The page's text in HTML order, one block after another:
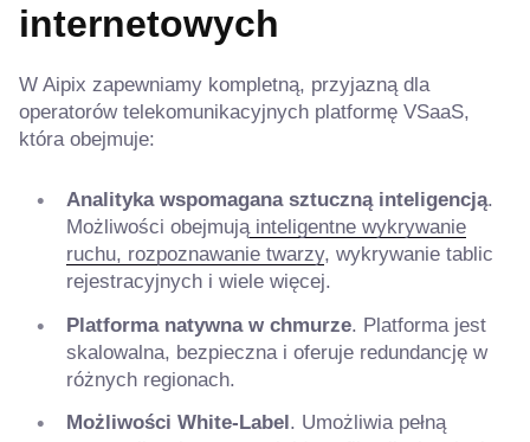
internetowych
W Aipix zapewniamy kompletną, przyjazną dla
operatorów telekomunikacyjnych platformę VSaaS,
która obejmuje:
Analityka wspomagana sztuczną inteligencją.
Możliwości obejmująinteligentne wykrywanie
ruchu, rozpoznawanie twarzy, wykrywanie tablic
rejestracyjnych i wiele więcej.
Platforma natywna w chmurze. Platforma jest
skalowalna, bezpieczna i oferuje redundancję w
różnych regionach.
Możliwości White-Label . Umożliwia pełną